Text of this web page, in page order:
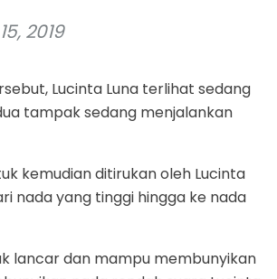
2019
Lucinta Luna terlihat sedang
tampak sedang menjalankan
kemudian ditirukan oleh Lucinta
nada yang tinggi hingga ke nada
lancar dan mampu membunyikan